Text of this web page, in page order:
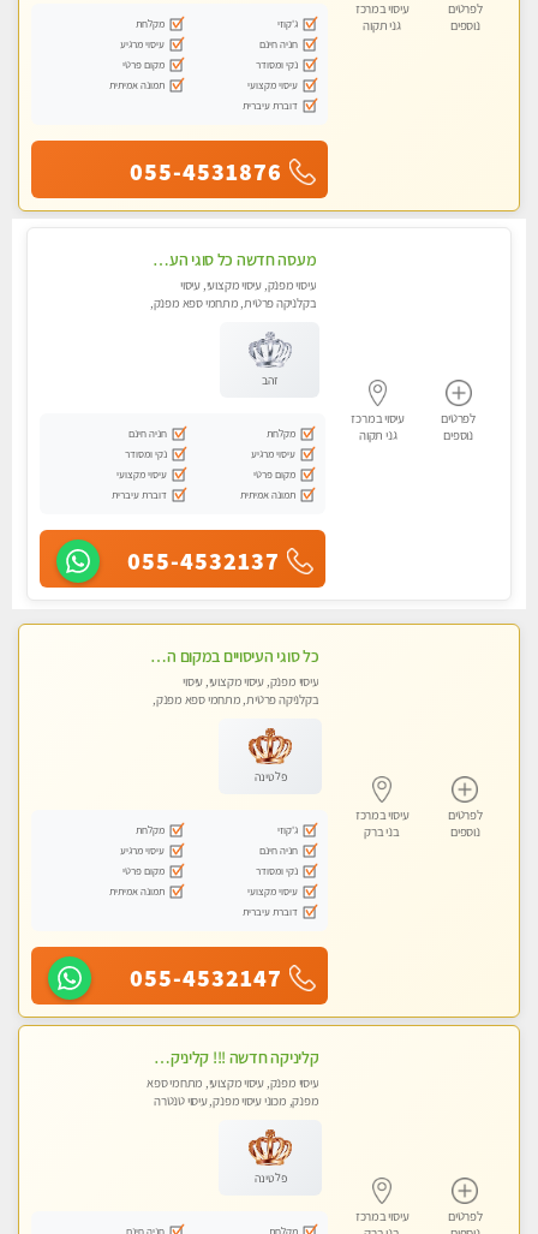
לפרטים
נוספים
עיסוי במרכז
גני תקוה
ג'קוזי
מקלחת
חניה חינם
עיסוי מרגיע
נקי ומסודר
מקום פרטי
עיסוי מקצועי
תמונה אמיתית
דוברת עיברית
055-4531876
לפרטים
נוספים
עיסוי במרכז
גני תקוה
מעסה חדשה כל סוגי העיסויים מעסה מקצועית ואיכותית פרטי!!!מומלץ לחלוטין!!
עיסוי מפנק, עיסוי מקצועי, עיסוי
בקלניקה פרטית, מתחמי ספא מפנק,
זהב
מקלחת
חניה חינם
עיסוי מרגיע
נקי ומסודר
מקום פרטי
עיסוי מקצועי
תמונה אמיתית
דוברת עיברית
055-4532137
לפרטים
נוספים
עיסוי במרכז
בני ברק
כל סוגי העיסויים במקום הכי מושלם בעיר- בחולון
עיסוי מפנק, עיסוי מקצועי, עיסוי
בקלניקה פרטית, מתחמי ספא מפנק,
פלטינה
ג'קוזי
מקלחת
חניה חינם
עיסוי מרגיע
נקי ומסודר
מקום פרטי
עיסוי מקצועי
תמונה אמיתית
דוברת עיברית
055-4532147
לפרטים
עיסוי במרכז
קליניקה חדשה !!! קליניקה פרטית ואיכותית במיוחד בהרצליה
עיסוי מפנק, עיסוי מקצועי, מתחמי ספא
מפנק, מכוני עיסוי מפנק, עיסוי טנטרה
פלטינה